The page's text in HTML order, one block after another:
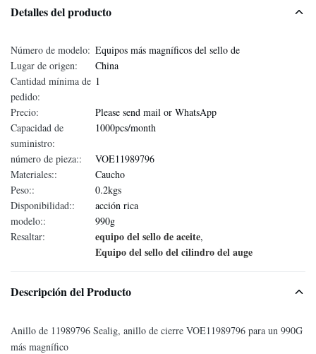
Detalles del producto
Número de modelo: Equipos más magníficos del sello de
Lugar de origen:
China
Cantidad mínima de
pedido:
1
Precio:
Please send mail or WhatsApp
Capacidad de
suministro:
1000pcs/month
número de pieza::
VOE11989796
Materiales::
Caucho
Peso::
0.2kgs
Disponibilidad::
acción rica
modelo::
990g
Resaltar:
equipo del sello de aceite,
Equipo del sello del cilindro del auge
Descripción del Producto
Anillo de 11989796 Sealig, anillo de cierre VOE11989796 para un 990G
más magnífico